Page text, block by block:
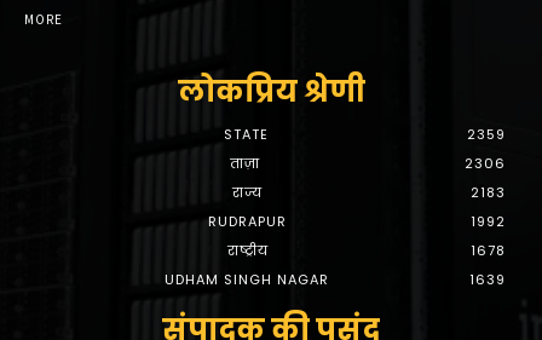
MORE
लोकप्रिय श्रेणी
STATE
2359
ताज़ा
2306
राज्य
2183
RUDRAPUR
1992
राष्ट्रीय
1678
UDHAM SINGH NAGAR
1639
संपादक की पसंद